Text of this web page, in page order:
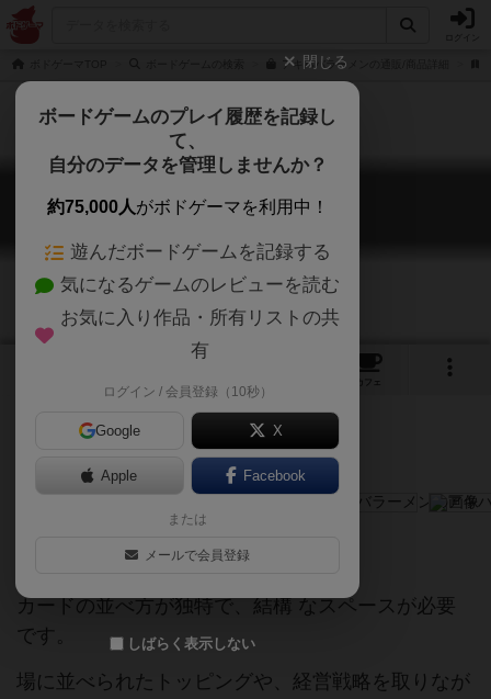
アキハバラーメンの通販/商品詳細
アキハバラーメン
Akihabaramen
カフェ
ゲームマーケット2018秋（東京）
カードの並べ方が独特で、結構 なスペースが必要
です。
場に並べられたトッピングや、経営戦略を取りなが
閉じる
ボードゲームのプレイ履歴を記録し
て、
自分のデータを管理しませんか？
約75,000人がボドゲーマを利用中！
遊んだボードゲームを記録する
気になるゲームのレビューを読む
お気に入り作品・所有リストの共
有
ログイン / 会員登録（10秒）
Google X
Apple Facebook
または
メールで会員登録
しばらく表示しない